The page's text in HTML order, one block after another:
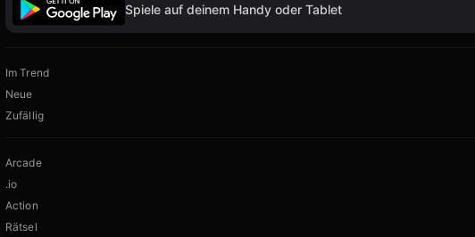
Spiele auf deinem Handy oder Tablet
Im Trend
Neue
Zufällig
Arcade
.io
Action
Rätsel